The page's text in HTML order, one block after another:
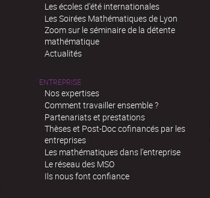
Les écoles d'été internationales
Les Soirées Mathématiques de Lyon
Zoom sur le séminaire de la détente
mathématique
Actualités
ENTREPRISE
Nos expertises
Comment travailler ensemble ?
Partenariats et prestations
Thèses et Post-Doc cofinancés par les
entreprises
Les mathématiques dans l’entreprise
Le réseau des MSO
Ils nous font confiance